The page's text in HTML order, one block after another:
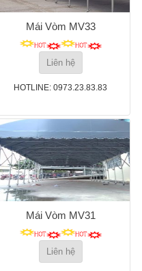
Mái Vòm MV33
Liên hệ
HOTLINE: 0973.23.83.83
Mái Vòm MV31
Liên hệ